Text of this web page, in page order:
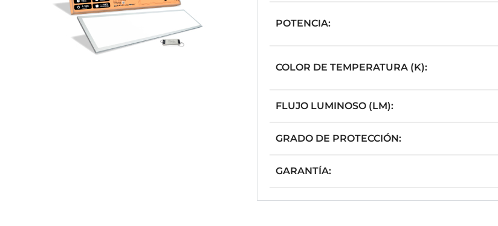
POTENCIA:
COLOR DE TEMPERATURA (K):
FLUJO LUMINOSO (LM):
GRADO DE PROTECCIÓN:
GARANTÍA: